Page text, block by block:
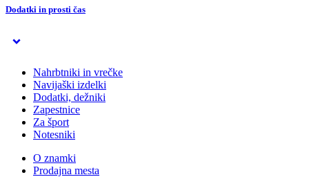
Dodatki in prosti čas
Nahrbtniki in vrečke
Navijaški izdelki
Dodatki, dežniki
Zapestnice
Za šport
Notesniki
O znamki
Prodajna mesta